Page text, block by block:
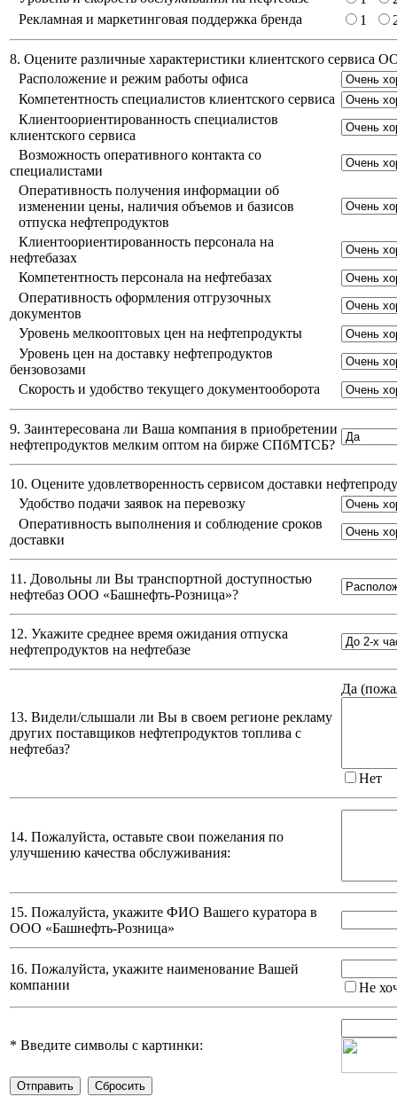
Рекламная и маркетинговая поддержка бренда
1
8. Оцените различные характеристики клиентского сервиса
Расположение и режим работы офиса
Компетентность специалистов клиентского сервиса
Клиентоориентированность специалистов
клиентского сервиса
Возможность оперативного контакта со
специалистами
Оперативность получения информации об
изменении цены, наличия объемов и базисов
отпуска нефтепродуктов
Клиентоориентированность персонала на
нефтебазах
Компетентность персонала на нефтебазах
Оперативность оформления отгрузочных
документов
Уровень мелкооптовых цен на нефтепродукты
Уровень цен на доставку нефтепродуктов
бензовозами
Скорость и удобство текущего документооборота
9. Заинтересована ли Ваша компания в приобретении
нефтепродуктов мелким оптом на бирже СПбМТСБ?
10. Оцените удовлетворенность сервисом доставки
Удобство подачи заявок на перевозку
Оперативность выполнения и соблюдение сроков
доставки
11. Довольны ли Вы транспортной доступностью
нефтебаз ООО «Башнефть-Розница»?
12. Укажите среднее время ожидания отпуска
нефтепродуктов на нефтебазе
13. Видели/слышали ли Вы в своем регионе рекламу
других поставщиков нефтепродуктов топлива с
нефтебаз?
Да (
Нет
14. Пожалуйста, оставьте свои пожелания по
улучшению качества обслуживания:
15. Пожалуйста, укажите ФИО Вашего куратора в
ООО «Башнефть-Розница»
16. Пожалуйста, укажите наименование Вашей
компании
Не
* Введите символы с картинки: